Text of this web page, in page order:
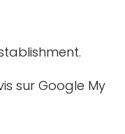
sur Google My